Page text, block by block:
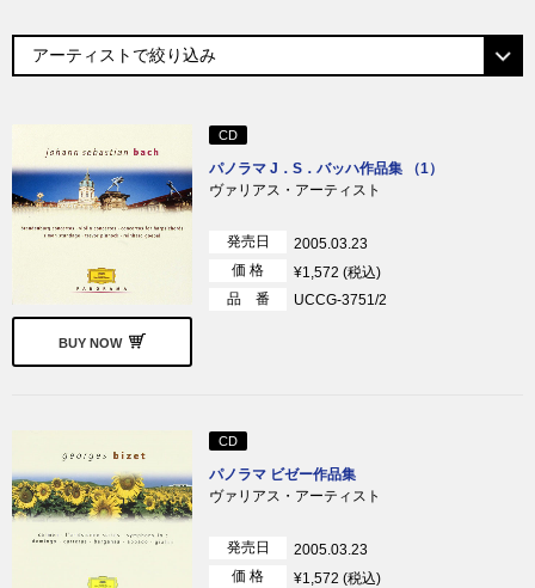
BUY NOW
CD
パノラマ J．S．バッハ作品集 （1）
ヴァリアス・アーティスト
発売日
2005.03.23
価 格
¥1,572 (税込)
品 番
UCCG-3751/2
CD
パノラマ ビゼー作品集
ヴァリアス・アーティスト
発売日
2005.03.23
価 格
¥1,572 (税込)